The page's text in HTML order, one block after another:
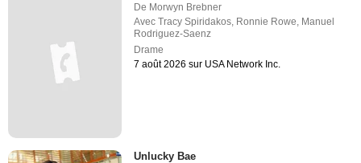
De Morwyn Brebner
AvecTracy Spiridakos Ronnie Rowe Manuel
Rodriguez-Saenz
Drame
7 août 2026 sur USA Network Inc.
Unlucky Bae